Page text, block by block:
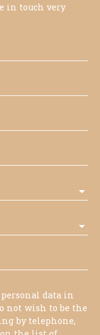
in touch very
data in
not wish to be the
by telephone,